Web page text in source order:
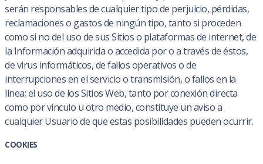
serán responsables de cualquier tipo de perjuicio, pérdidas,
reclamaciones o gastos de ningún tipo, tanto si proceden
como si no del uso de sus Sitios o plataformas de internet, de
la Información adquirida o accedida por o a través de éstos,
de virus informáticos, de fallos operativos o de
interrupciones en el servicio o transmisión, o fallos en la
línea; el uso de los Sitios Web, tanto por conexión directa
como por vínculo u otro medio, constituye un aviso a
cualquier Usuario de que estas posibilidades pueden ocurrir.
COOKIES